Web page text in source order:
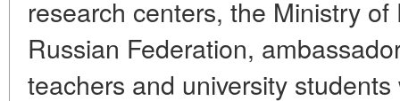
research centers, the Ministry
Russian Federation,
teachers and university